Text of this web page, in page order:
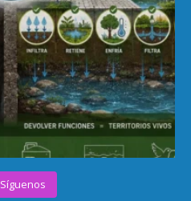
Síguenos